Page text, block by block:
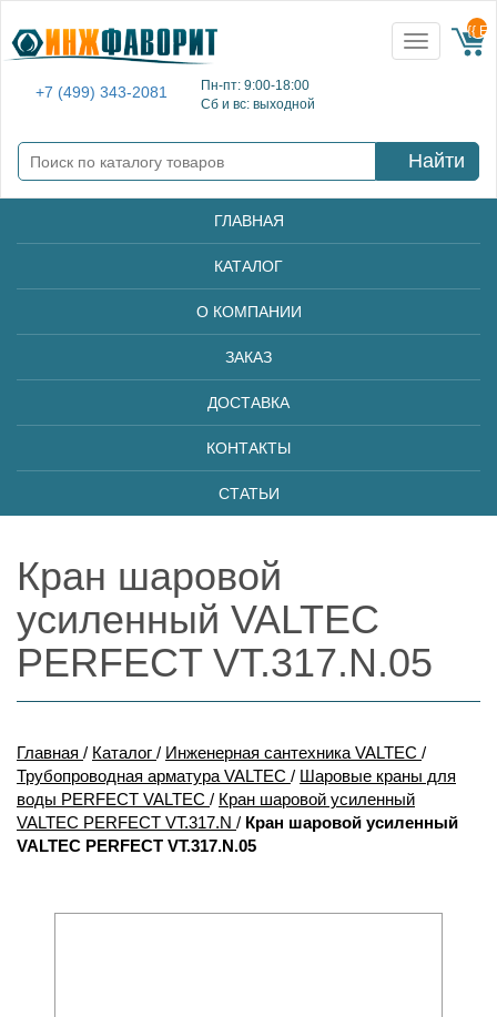
+7 (499) 343-2081
Пн-пт: 9:00-18:00
Сб и вс: выходной
Toggle
navigation
{{
Найти
ГЛАВНАЯ
КАТАЛОГ
О КОМПАНИИ
ЗАКАЗ
ДОСТАВКА
КОНТАКТЫ
СТАТЬИ
Кран шаровой
усиленный VALTEC
PERFECT VT.317.N.05
Главная / Каталог / Инженерная сантехника VALTEC /
Трубопроводная арматура VALTEC / Шаровые краны для
воды PERFECT VALTEC / Кран шаровой усиленный
VALTEC PERFECT VT.317.N / Кран шаровой усиленный
VALTEC PERFECT VT.317.N.05